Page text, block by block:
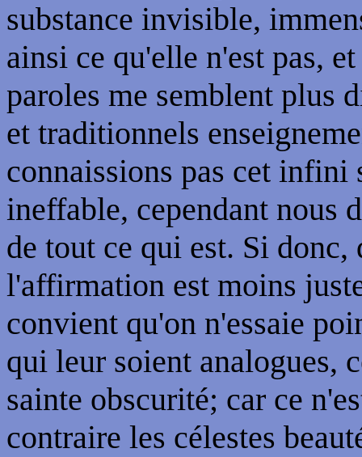
substance invisible,
ainsi ce qu'elle n'est pas,
paroles me semblent plus
et traditionnels
connaissions pas cet infini
ineffable, cependant nous
de tout ce qui est. Si donc,
l'affirmation est moins
convient qu'on n'essaie
qui leur soient analogues,
sainte obscurité; car ce
contraire les célestes